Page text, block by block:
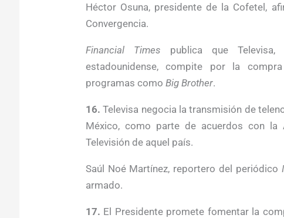
Héctor Osuna, presidente de la Cofetel,
Convergencia.
Financial Times publica que
estadounidense, compite por la
programas como Big Brother.
16.Televisa negocia la transmisión de
México, como parte de acuerdos con la
Televisión de aquel país.
Saúl Noé Martínez, reportero del periódico
armado.
17. El Presidente promete fomentar la